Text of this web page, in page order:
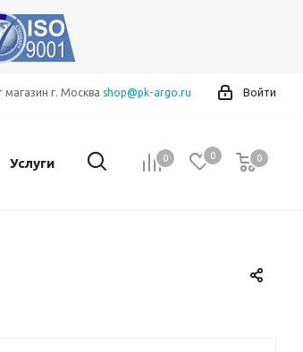
Войти
магазин г. Москва shop@pk-argo.ru
0 0 0
0
Услуги